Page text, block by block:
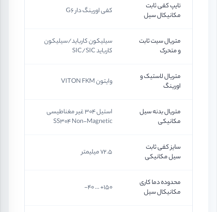
تایپ کفی ثابت
مکانیکال سیل
کفی اورینگ دار G6
متریال سیت ثابت
و متحرک
سیلیکون کارباید/سیلیکون
کارباید SIC/SIC
متریال لاستیک و
اورینگ
وایتون VITON FKM
متریال بدنه سیل
مکانیکی
استیل 304 غیر مغناطیسی
SS304 Non-Magnetic
سایز کفی ثابت
سیل مکانیکی
72.5 میلیمتر
محدوده دما کاری
مکانیکال سیل
150+ ... 40-